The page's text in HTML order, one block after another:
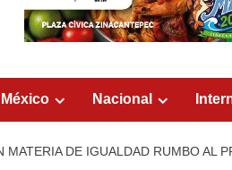
Nacional
MATERIA DE IGUALDAD RUMBO AL